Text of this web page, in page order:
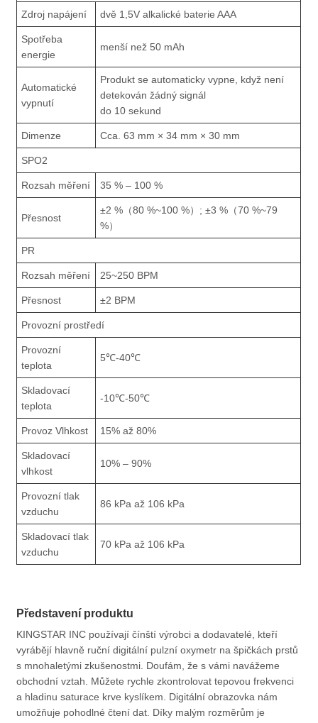
Zdroj napájení dvě 1,5V alkalické baterie AAA
Spotřeba
energie
menší než 50 mAh
Automatické
vypnutí
Produkt se automaticky vypne, když není
detekován žádný signál
do 10 sekund
Dimenze Cca. 63 mm × 34 mm × 30 mm
SPO2
Rozsah měření 35 % – 100 %
Přesnost
±2 %（80 %~100 %）; ±3 %（70 %~79
%）
PR
Rozsah měření 25~250 BPM
Přesnost ±2 BPM
Provozní prostředí
Provozní
teplota
5℃-40℃
Skladovací
teplota
-10℃-50℃
Provoz Vlhkost 15% až 80%
Skladovací
vlhkost
10% – 90%
Provozní tlak
vzduchu
86 kPa až 106 kPa
Skladovací tlak
vzduchu
70 kPa až 106 kPa
Představení produktu
KINGSTAR INC používají čínští výrobci a dodavatelé, kteří
vyrábějí hlavně ruční digitální pulzní oxymetr na špičkách prstů
s mnohaletými zkušenostmi. Doufám, že s vámi navážeme
obchodní vztah. Můžete rychle zkontrolovat tepovou frekvenci
a hladinu saturace krve kyslíkem. Digitální obrazovka nám
umožňuje pohodlné čtení dat. Díky malým rozměrům je